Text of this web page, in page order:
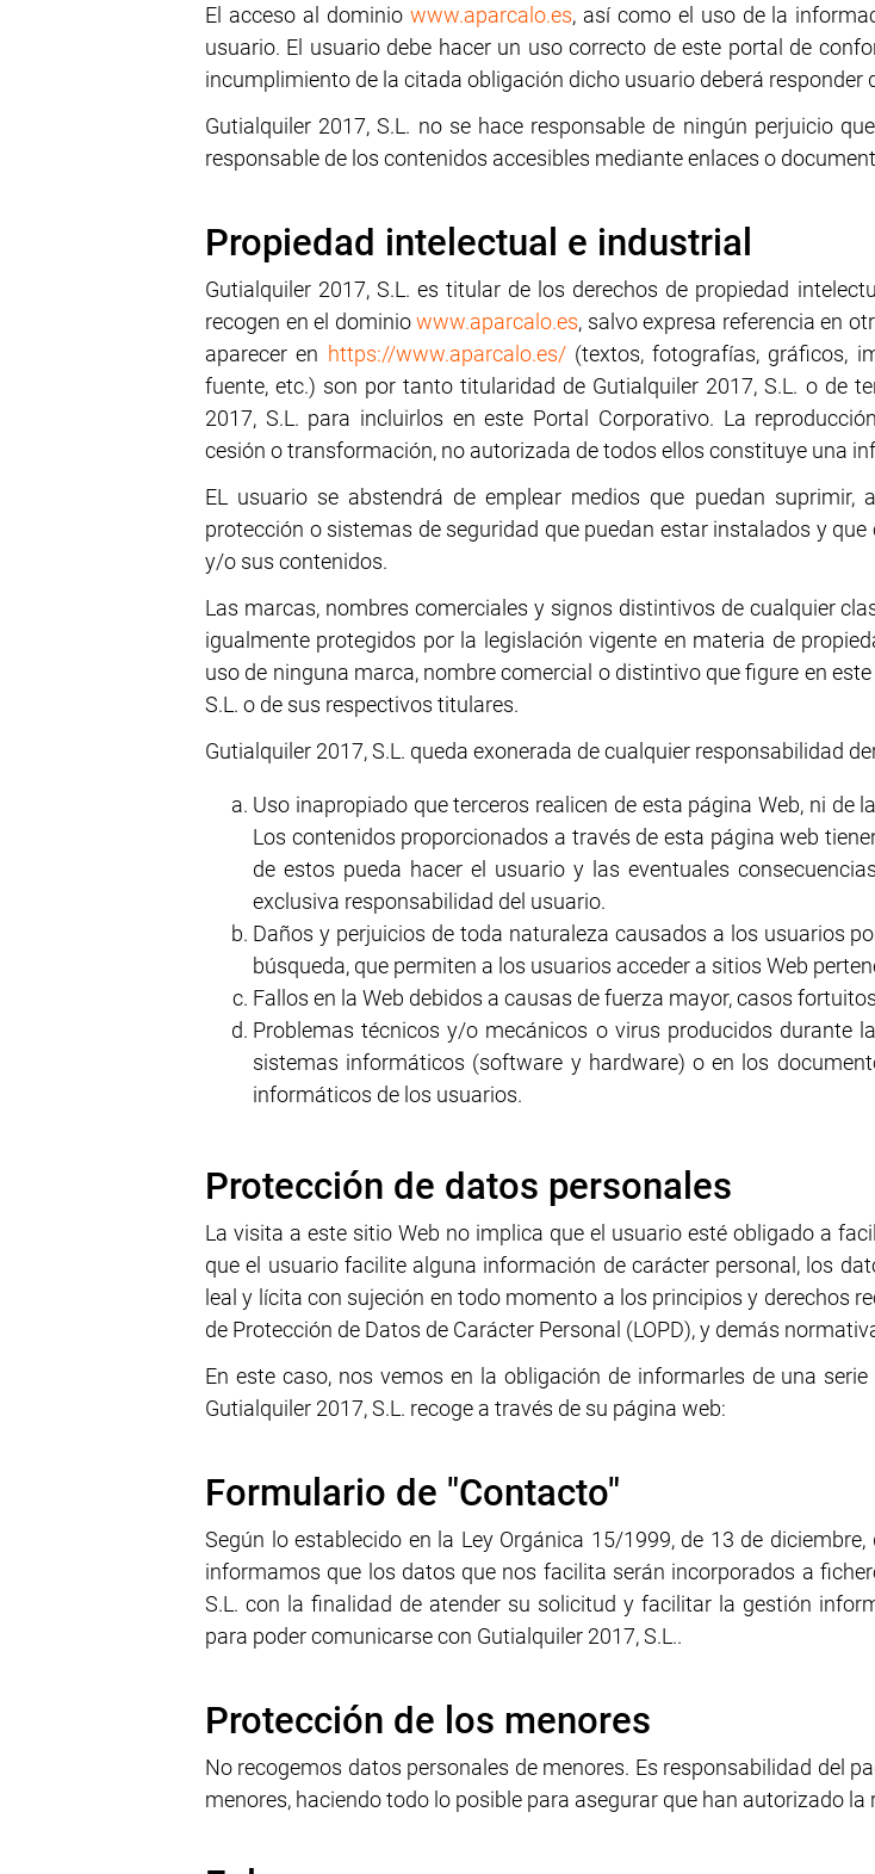
El acceso al dominio www.aparcalo.es, así como el uso de la
usuario. El usuario debe hacer un uso correcto de este portal de
incumplimiento de la citada obligación dicho usuario deberá responder
Gutialquiler 2017, S.L. no se hace responsable de ningún perjuicio
responsable de los contenidos accesibles mediante enlaces o
Propiedad intelectual e industrial
Gutialquiler 2017, S.L. es titular de los derechos de propiedad
recogen en el dominiowww.aparcalo.es, salvo expresa referencia en
aparecer en https://www.aparcalo.es/(textos, fotografías, gráficos,
fuente, etc.) son por tanto titularidad de Gutialquiler 2017, S.L. o de
2017, S.L. para incluirlos en este Portal Corporativo. La
cesión o transformación, no autorizada de todos ellos constituye una
EL usuario se abstendrá de emplear medios que puedan suprimir,
protección o sistemas de seguridad que puedan estar instalados y
y/o sus contenidos.
Las marcas, nombres comerciales y signos distintivos de cualquier
igualmente protegidos por la legislación vigente en materia de
uso de ninguna marca, nombre comercial o distintivo que figure en
S.L. o de sus respectivos titulares.
Gutialquiler 2017, S.L. queda exonerada de cualquier responsabilidad
Uso inapropiado que terceros realicen de esta página Web, ni
Los contenidos proporcionados a través de esta página web
de estos pueda hacer el usuario y las eventuales
exclusiva responsabilidad del usuario.
Daños y perjuicios de toda naturaleza causados a los usuarios
búsqueda, que permiten a los usuarios acceder a sitios Web
Fallos en la Web debidos a causas de fuerza mayor, casos
Problemas técnicos y/o mecánicos o virus producidos durante
sistemas informáticos (software y hardware) o en los
informáticos de los usuarios.
Protección de datos personales
La visita a este sitio Web no implica que el usuario esté obligado a
que el usuario facilite alguna información de carácter personal, los
leal y lícita con sujeción en todo momento a los principios y derechos
de Protección de Datos de Carácter Personal (LOPD), y demás
En este caso, nos vemos en la obligación de informarles de una
Gutialquiler 2017, S.L. recoge a través de su página web:
Formulario de "Contacto"
Según lo establecido en la Ley Orgánica 15/1999, de 13 de
informamos que los datos que nos facilita serán incorporados a
S.L. con la finalidad de atender su solicitud y facilitar la gestión
para poder comunicarse con Gutialquiler 2017, S.L..
Protección de los menores
No recogemos datos personales de menores. Es responsabilidad del
menores, haciendo todo lo posible para asegurar que han autorizado